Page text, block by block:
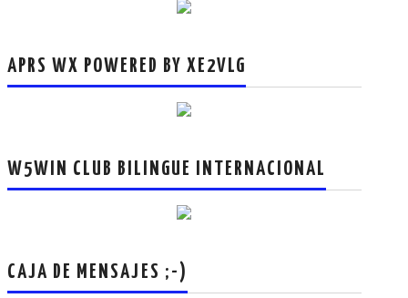
APRS WX POWERED BY XE2VLG
W5WIN CLUB BILINGUE INTERNACIONAL
CAJA DE MENSAJES ;-)